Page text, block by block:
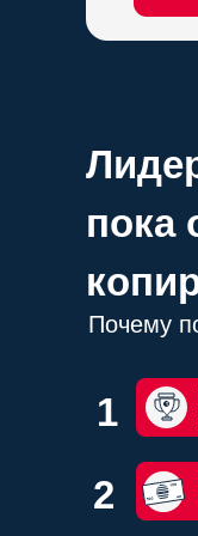
1
2
пока
Почему